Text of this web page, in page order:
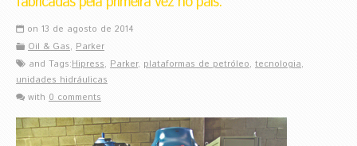
on 13 de agosto de 2014
Oil & Gas, Parker
and Tags:Hipress, Parker, plataformas de petróleo, tecnologia,
unidades hidráulicas
with 0 comments